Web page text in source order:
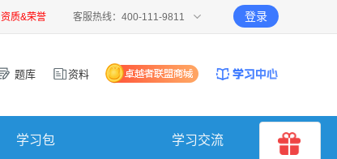
资质&荣誉 客服热线：400-111-9811 登录
题库 资料
学习包 学习交流